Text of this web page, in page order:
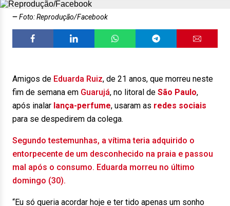
Foto: Reprodução/Facebook
Amigos de Eduarda Ruiz, de 21 anos, que morreu neste
fim de semana em Guarujá, no litoral de São Paulo,
após inalar lança-perfume, usaram as redes sociais
para se despedirem da colega.
Segundo testemunhas, a vítima teria adquirido o
entorpecente de um desconhecido na praia e passou
mal após o consumo. Eduarda morreu no último
domingo (30).
“Eu só queria acordar hoje e ter tido apenas um sonho